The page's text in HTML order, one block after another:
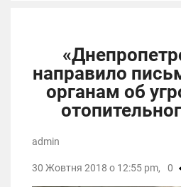
направило
органам об
admin
30 Жовтня 2018 о 12:55 pm, 0